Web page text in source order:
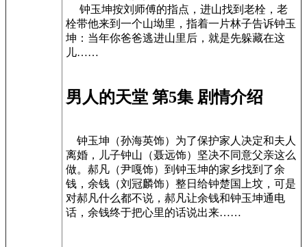
钟玉坤按刘师傅的指点，进山找到老栓，老
栓带他来到一个山坳里，指着一片林子告诉钟玉
坤：当年你爸爸逃进山里后，就是先躲藏在这
儿……
男人的天堂 第5集 剧情介绍
钟玉坤（孙海英饰）为了保护家人决定和夫人
离婚，儿子钟山（聂远饰）坚决不同意父亲这么
做。郝凡（尹嘎饰）到钟玉坤的家乡找到了余
钱，余钱（刘冠麟饰）整日给钟楚国上坟，可是
对郝凡什么都不说，郝凡让余钱和钟玉坤通电
话，余钱终于把心里的话说出来……